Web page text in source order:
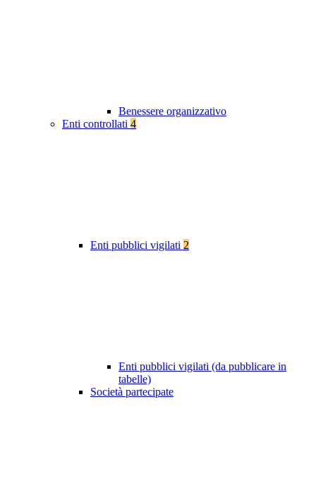
Benessere organizzativo
Enti controllati 4
Enti pubblici vigilati 2
Enti pubblici vigilati (da pubblicare in
tabelle)
Società partecipate